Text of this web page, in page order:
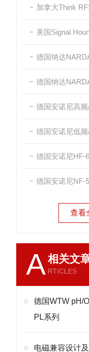
加拿大Think
美国Signal
德国纳达
德国安诺尼高
德国安诺尼低
查看
A相关文
RTICLES
德国WTW pH/
PL系列
电磁兼容设计